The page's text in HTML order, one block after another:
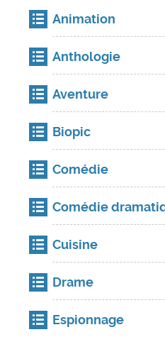
Animation
Anthologie
Aventure
Biopic
Comédie
Comédie
Cuisine
Drame
Espionnage